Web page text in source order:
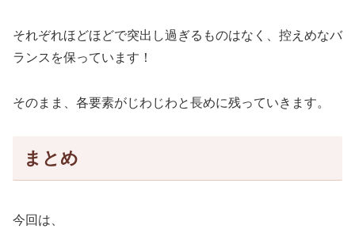
それぞれほどほどで突出し過ぎるものはなく、控えめなバ
ランスを保っています！
そのまま、各要素がじわじわと長めに残っていきます。
まとめ
今回は、